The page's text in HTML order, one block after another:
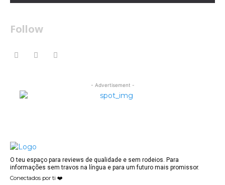
Follow
- Advertisement -
O teu espaço para reviews de qualidade e sem rodeios. Para
informações sem travos na língua e para um futuro mais promissor.
Conectados por ti ❤️